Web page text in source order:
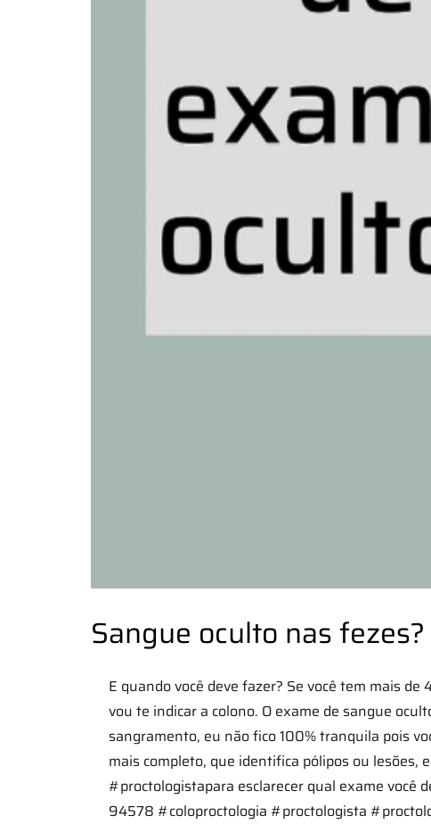
Sangue oculto nas fezes?
E quando você deve fazer? Se você tem mais
vou te indicar a colono. O exame de sangue
sangramento, eu não fico 100% tranquila pois
mais completo, que identifica pólipos ou lesões,
#proctologistapara esclarecer qual exame você
94578 #coloproctologia #proctologista